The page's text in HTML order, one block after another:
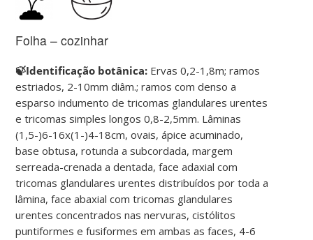
Folha – cozinhar
🍃Identificação botânica: Ervas 0,2-1,8m; ramos
estriados, 2-10mm diâm.; ramos com denso a
esparso indumento de tricomas glandulares urentes
e tricomas simples longos 0,8-2,5mm. Lâminas
(1,5-)6-16x(1-)4-18cm, ovais, ápice acuminado,
base obtusa, rotunda a subcordada, margem
serreada-crenada a dentada, face adaxial com
tricomas glandulares urentes distribuídos por toda a
lâmina, face abaxial com tricomas glandulares
urentes concentrados nas nervuras, cistólitos
puntiformes e fusiformes em ambas as faces, 4-6